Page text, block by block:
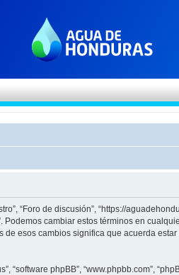
“Foro de discusión”, “https://
cambiar estos términos en
esos cambios significa que acuerda
“software phpBB”, “www.phpbb.com”,